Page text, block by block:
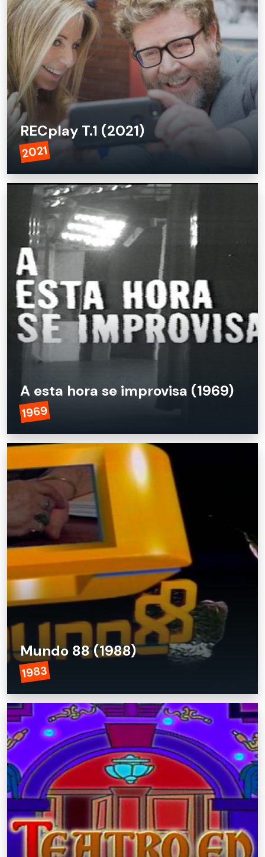
RECplay T.1 (2021)
RECplay T.1 (2021)
2021
A esta hora se improvisa (1969)
A esta hora se improvisa (1969)
1969
Mundo 88 (1988)
Mundo 88 (1988)
1983